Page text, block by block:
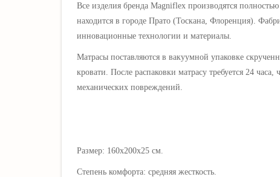
Все изделия бренда Magniflex производятся
находится в городе Прато (Тоскана, Флоренция).
инновационные технологии и материалы.
Матрасы поставляются в вакуумной упаковке
кровати. После распаковки матрасу требуется 24
механических повреждений.
Размер: 160х200х25 см.
Степень комфорта: средняя жесткость.